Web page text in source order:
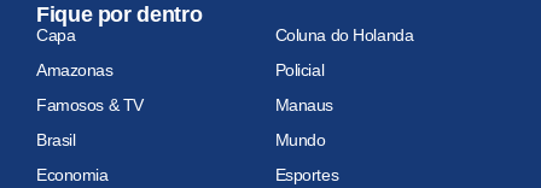
Fique por dentro
Capa
Coluna do Holanda
Amazonas
Policial
Famosos & TV
Manaus
Brasil
Mundo
Economia
Esportes